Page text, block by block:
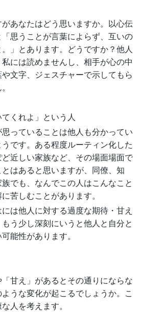
あなたはどう思いますか。以心伝
思うことが言葉によらず、互いの
」とあります。どうですか？他人
には読めませんし、相手が心の中
文字、ジェスチャーで示してもら
くれよ」という人
っていることは他人も分かってい
です。ある程度ルーティン化した
近しい家族など、その場面場面で
はあると思いますが、同僚、知
でも、なんでこの人はこんなこと
苦しむことがあります。
は他人に対する過度な期待・甘え
う少し深刻にいうと他人と自分と
能性があります。
甘え」があるとその通りにならな
うな変化が起こるでしょうか。こ
人を考えます。